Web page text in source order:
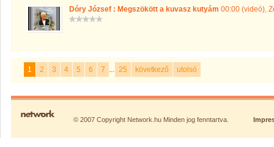
Dóry József : Megszökött a kuvasz kutyám 00:00 (videó),
1 2 3 4 5 6 7 ... 25 következő utolsó
© 2007 Copyright Network.hu Minden jog fenntartva.